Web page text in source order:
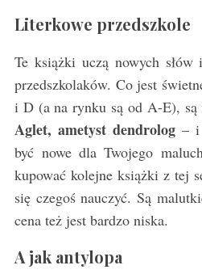
Literkowe przedszkole
Te książki uczą nowych słów
przedszkolaków. Co jest
i D (a na rynku są od A-E), są
Aglet, ametyst dendrolog– i
być nowe dla Twojego
kupować kolejne książki z tej
się czegoś nauczyć. Są
cena też jest bardzo niska.
A jak antylopa